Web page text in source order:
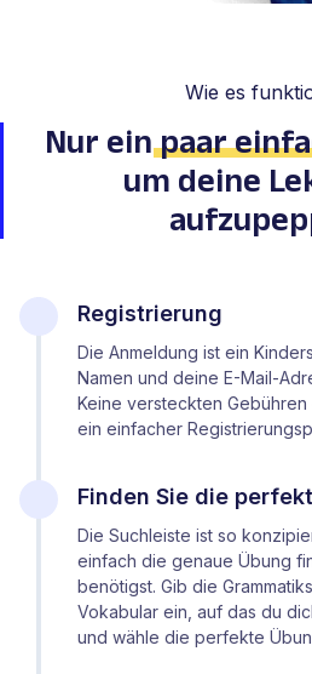
Wie es
Nur einpaar
um deine
Registrierung
Die Anmeldung ist ein
Namen und deine E-Mail-
Keine versteckten
ein einfacher
Finden Sie die
Die Suchleiste ist so
einfach die genaue Übung
benötigst. Gib die
Vokabular ein, auf das du
und wähle die perfekte